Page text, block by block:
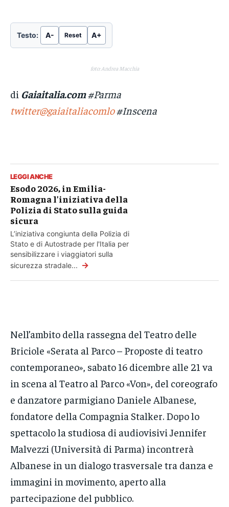
Testo: A- Reset A+
foto: Andrea Macchia
di Gaiaitalia.com#Parma
twitter@gaiaitaliacomlo#Inscena
LEGGI ANCHE
Esodo 2026, in Emilia-
Romagna l’iniziativa della
Polizia di Stato sulla guida
sicura
L’iniziativa congiunta della Polizia di
Stato e di Autostrade per l'Italia per
sensibilizzare i viaggiatori sulla
sicurezza stradale... →
Nell’ambito della rassegna del Teatro delle
Briciole «Serata al Parco – Proposte di teatro
contemporaneo», sabato 16 dicembre alle 21 va
in scena al Teatro al Parco «Von», del coreografo
e danzatore parmigiano Daniele Albanese,
fondatore della Compagnia Stalker. Dopo lo
spettacolo la studiosa di audiovisivi Jennifer
Malvezzi (Università di Parma) incontrerà
Albanese in un dialogo trasversale tra danza e
immagini in movimento, aperto alla
partecipazione del pubblico.